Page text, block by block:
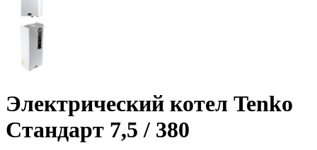
Электрический котел Tenko
Стандарт 7,5 / 380